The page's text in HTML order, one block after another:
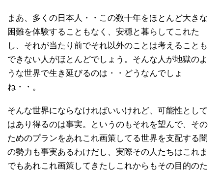
まあ、多くの日本人・・この数十年をほとんど大きな
困難を体験することもなく、安穏と暮らしてこれた
し、それが当たり前でそれ以外のことは考えることも
できない人がほとんどでしょう。そんな人が地獄のよ
うな世界で生き延びるのは・・どうなんでしょ
ね・・。
そんな世界にならなければいいけれど、可能性として
はあり得るのは事実。というのもそれを望んで、その
ためのプランをあれこれ画策してる世界を支配する闇
の勢力も事実あるわけだし、実際その人たちはこれま
でもあれこれ画策してきたしこれからもその目的のた